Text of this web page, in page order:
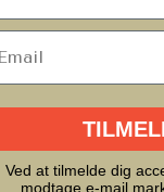
Ved at tilmelde dig
modtage e-mail